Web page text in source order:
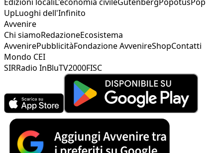
UpLuoghi dell'Infinito
Avvenire
Chi siamoRedazioneEcosistema
AvvenirePubblicitàFondazione AvvenireShopContatti
Mondo CEI
SIRRadio InBluTV2000FISC